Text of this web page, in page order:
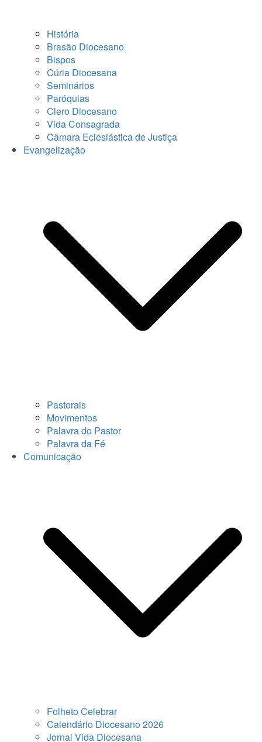
História
Brasão Diocesano
Bispos
Cúria Diocesana
Seminários
Paróquias
Clero Diocesano
Vida Consagrada
Câmara Eclesiástica de Justiça
Evangelização
Pastorais
Movimentos
Palavra do Pastor
Palavra da Fé
Comunicação
Folheto Celebrar
Calendário Diocesano 2026
Jornal Vida Diocesana